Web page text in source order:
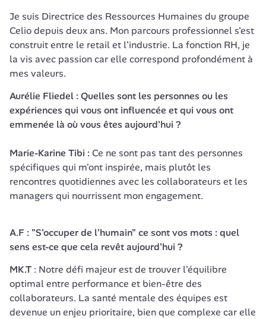
Je suis Directrice des Ressources Humaines du groupe
Celio depuis deux ans. Mon parcours professionnel s'est
construit entre le retail et l'industrie. La fonction RH, je
la vis avec passion car elle correspond profondément à
mes valeurs.
Aurélie Fliedel : Quelles sont les personnes ou les
expériences qui vous ont influencée et qui vous ont
emmenée là où vous êtes aujourd'hui ?
Marie-Karine Tibi : Ce ne sont pas tant des personnes
spécifiques qui m'ont inspirée, mais plutôt les
rencontres quotidiennes avec les collaborateurs et les
managers qui nourrissent mon engagement.
A.F : "S'occuper de l'humain" ce sont vos mots : quel
sens est-ce que cela revêt aujourd'hui ?
MK.T : Notre défi majeur est de trouver l'équilibre
optimal entre performance et bien-être des
collaborateurs. La santé mentale des équipes est
devenue un enjeu prioritaire, bien que complexe car elle